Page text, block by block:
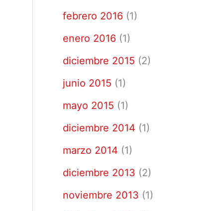
febrero 2016 (1)
enero 2016 (1)
diciembre 2015 (2)
junio 2015 (1)
mayo 2015 (1)
diciembre 2014 (1)
marzo 2014 (1)
diciembre 2013 (2)
noviembre 2013 (1)